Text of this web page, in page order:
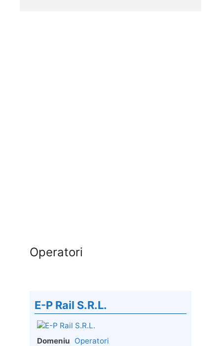
Operatori
E-P Rail S.R.L.
Domeniu Operatori